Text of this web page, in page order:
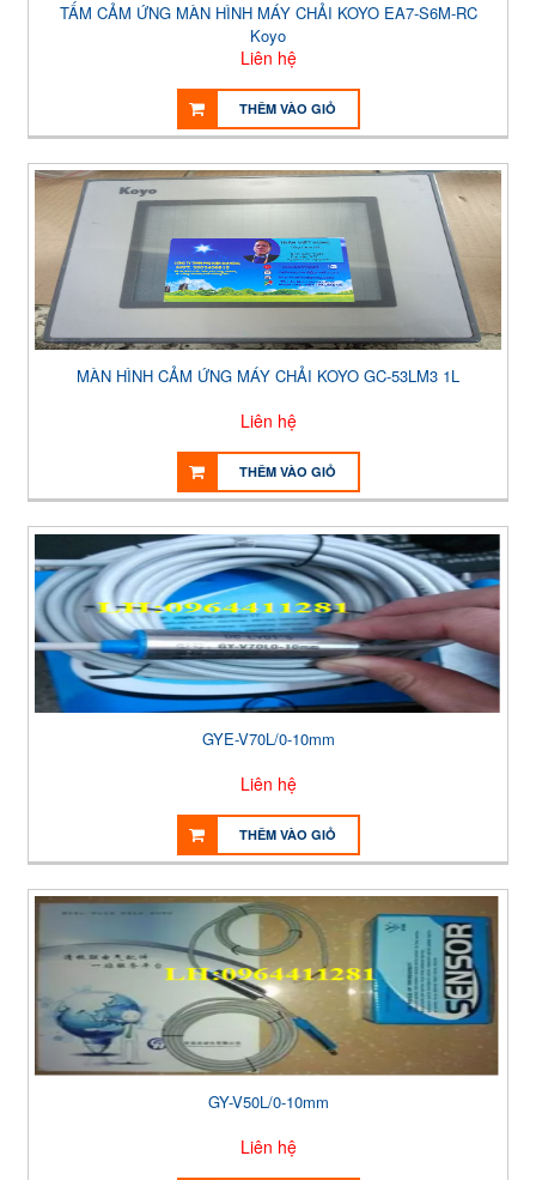
TẤM CẢM ỨNG MÀN HÌNH MÁY CHẢI KOYO EA7-S6M-RC
Koyo
Liên hệ
THÊM VÀO GIỎ
MÀN HÌNH CẢM ỨNG MÁY CHẢI KOYO GC-53LM3 1L
Liên hệ
THÊM VÀO GIỎ
GYE-V70L/0-10mm
Liên hệ
THÊM VÀO GIỎ
GY-V50L/0-10mm
Liên hệ